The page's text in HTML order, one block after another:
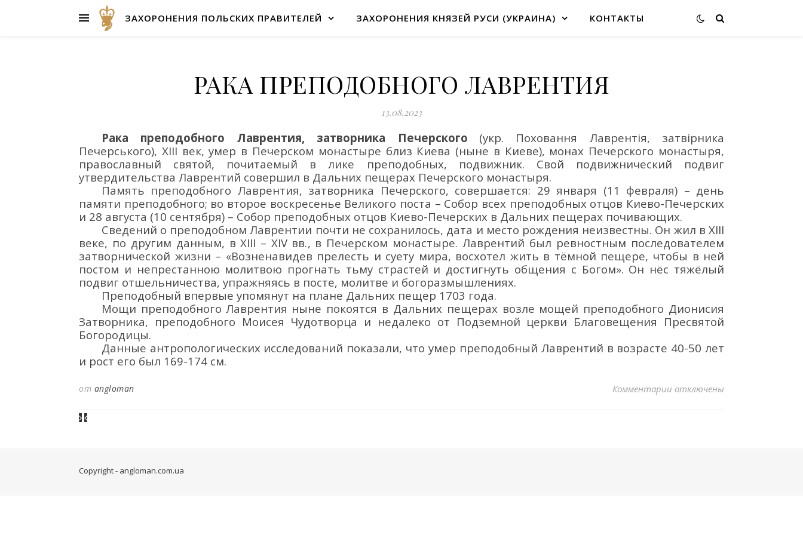
ЗАХОРОНЕНИЯ ПОЛЬСКИХ ПРАВИТЕЛЕЙ ЗАХОРОНЕНИЯ КНЯЗЕЙ РУСИ (УКРАИНА) КОНТАКТЫ
РАКА ПРЕПОДОБНОГО ЛАВРЕНТИЯ
13.08.2023
Рака преподобного Лаврентия, затворника Печерского (укр. Поховання Лаврентія, затвірника
Печерського), XIII век, умер в Печерском монастыре близ Киева (ныне в Киеве), монах Печерского монастыря,
православный святой, почитаемый в лике преподобных, подвижник. Свой подвижнический подвиг
утвердительства Лаврентий совершил в Дальних пещерах Печерского монастыря.
Память преподобного Лаврентия, затворника Печерского, совершается: 29 января (11 февраля) – день
памяти преподобного; во второе воскресенье Великого поста – Собор всех преподобных отцов Киево-Печерских
и 28 августа (10 сентября) – Собор преподобных отцов Киево-Печерских в Дальних пещерах почивающих.
Сведений о преподобном Лаврентии почти не сохранилось, дата и место рождения неизвестны. Он жил в XIII
веке, по другим данным, в XIII – XIV вв., в Печерском монастыре. Лаврентий был ревностным последователем
затворнической жизни – «Возненавидев прелесть и суету мира, восхотел жить в тёмной пещере, чтобы в ней
постом и непрестанною молитвою прогнать тьму страстей и достигнуть общения с Богом». Он нёс тяжёлый
подвиг отшельничества, упражняясь в посте, молитве и богоразмышлениях.
Преподобный впервые упомянут на плане Дальних пещер 1703 года.
Мощи преподобного Лаврентия ныне покоятся в Дальних пещерах возле мощей преподобного Дионисия
Затворника, преподобного Моисея Чудотворца и недалеко от Подземной церкви Благовещения Пресвятой
Богородицы.
Данные антропологических исследований показали, что умер преподобный Лаврентий в возрасте 40-50 лет
и рост его был 169-174 см.
от angloman Комментарии к записи РАКА
отключены